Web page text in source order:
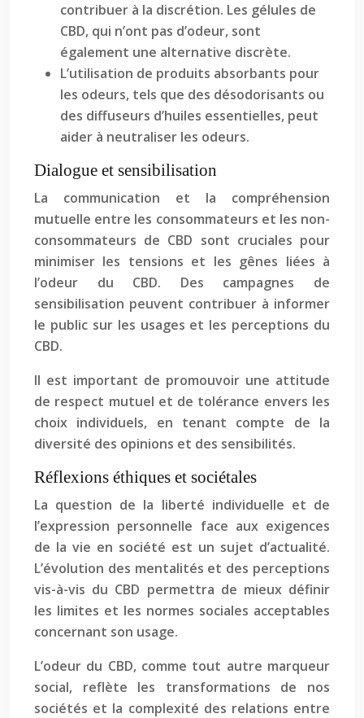
contribuer à la discrétion. Les gélules de
CBD, qui n’ont pas d’odeur, sont
également une alternative discrète.
L’utilisation de produits absorbants pour
les odeurs, tels que des désodorisants ou
des diffuseurs d’huiles essentielles, peut
aider à neutraliser les odeurs.
Dialogue et sensibilisation
La communication et la compréhension
mutuelle entre les consommateurs et les non-
consommateurs de CBD sont cruciales pour
minimiser les tensions et les gênes liées à
l’odeur du CBD. Des campagnes de
sensibilisation peuvent contribuer à informer
le public sur les usages et les perceptions du
CBD.
Il est important de promouvoir une attitude
de respect mutuel et de tolérance envers les
choix individuels, en tenant compte de la
diversité des opinions et des sensibilités.
Réflexions éthiques et sociétales
La question de la liberté individuelle et de
l’expression personnelle face aux exigences
de la vie en société est un sujet d’actualité.
L’évolution des mentalités et des perceptions
vis-à-vis du CBD permettra de mieux définir
les limites et les normes sociales acceptables
concernant son usage.
L’odeur du CBD, comme tout autre marqueur
social, reflète les transformations de nos
sociétés et la complexité des relations entre